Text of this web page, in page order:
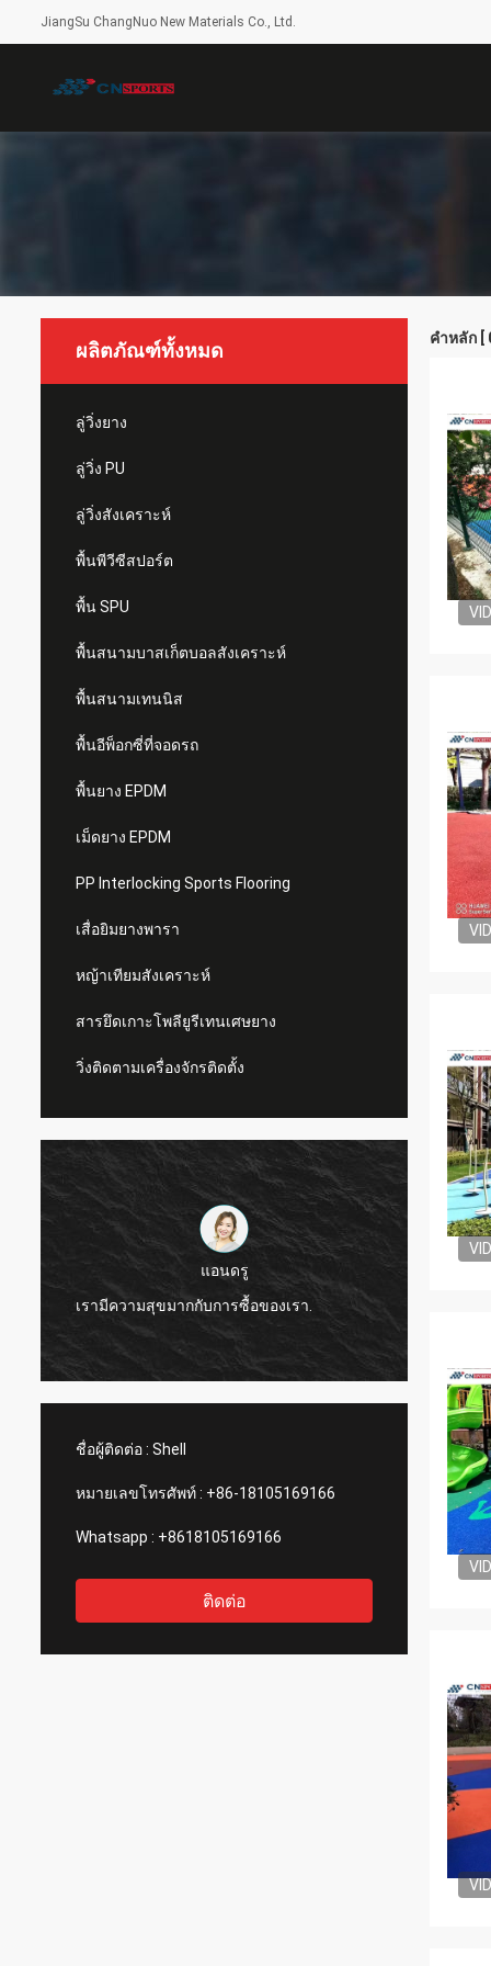
JiangSu ChangNuo New Materials Co., Ltd.
ผลิตภัณฑ์ทั้งหมด
ลู่วิ่งยาง
ลู่วิ่ง PU
ลู่วิ่งสังเคราะห์
พื้นพีวีซีสปอร์ต
พื้น SPU
พื้นสนามบาสเก็ตบอลสังเคราะห์
พื้นสนามเทนนิส
พื้นอีพ็อกซี่ที่จอดรถ
พื้นยาง EPDM
เม็ดยาง EPDM
PP Interlocking Sports Flooring
เสื่อยิมยางพารา
หญ้าเทียมสังเคราะห์
สารยึดเกาะโพลียูรีเทนเศษยาง
วิ่งติดตามเครื่องจักรติดตั้ง
แอนดรู
เรามีความสุขมากกับการซื้อของเรา.
ชื่อผู้ติดต่อ : Shell
หมายเลขโทรศัพท์ : +86-18105169166
Whatsapp : +8618105169166
ติดต่อ
คำหลัก [